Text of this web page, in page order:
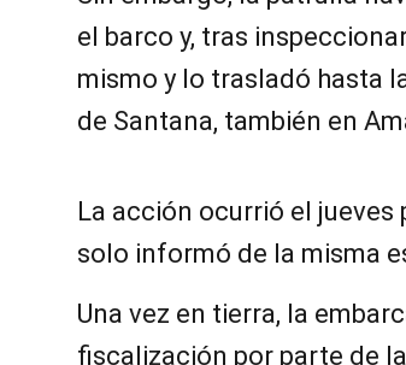
el barco y, tras
mismo y lo trasladó hasta
de Santana, también en
La acción ocurrió el jueves
solo informó de la misma
Una vez en tierra, la
fiscalización por parte de